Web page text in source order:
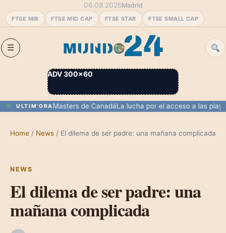
FTSE MIB FTSE MID CAP FTSE STAR FTSE SMALL CAP
06.08.2026Madrid
ADV 300×60
ULTIM'ORA
en el Masters de CanadáLa lucha por el acceso a las playas
Home / News / El dilema de ser padre: una mañana complicada
NEWS
El dilema de ser padre: una
mañana complicada